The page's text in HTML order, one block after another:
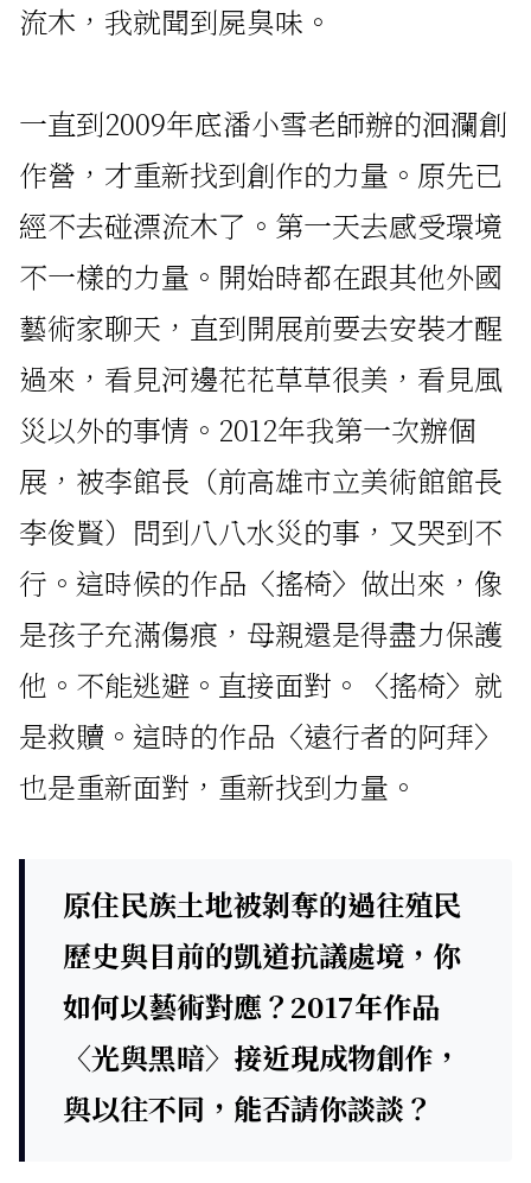
流木，我就聞到屍臭味。
一直到2009年底潘小雪老師辦的洄瀾創
作營，才重新找到創作的力量。原先已
經不去碰漂流木了。第一天去感受環境
不一樣的力量。開始時都在跟其他外國
藝術家聊天，直到開展前要去安裝才醒
過來，看見河邊花花草草很美，看見風
災以外的事情。2012年我第一次辦個
展，被李館長（前高雄市立美術館館長
李俊賢）問到八八水災的事，又哭到不
行。這時候的作品〈搖椅〉做出來，像
是孩子充滿傷痕，母親還是得盡力保護
他。不能逃避。直接面對。〈搖椅〉就
是救贖。這時的作品〈遠行者的阿拜〉
也是重新面對，重新找到力量。
原住民族土地被剝奪的過往殖民
歷史與目前的凱道抗議處境，你
如何以藝術對應？2017年作品
〈光與黑暗〉接近現成物創作，
與以往不同，能否請你談談？